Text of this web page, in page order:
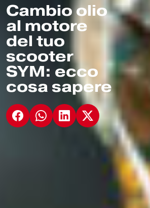
Cambio olio
al motore
del tuo
scooter
SYM: ecco
cosa sapere